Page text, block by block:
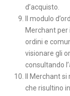
d’acquisto.
Il modulo
Merchant per
ordini e
visionare gli
consultando
Il Merchant si
che risultino